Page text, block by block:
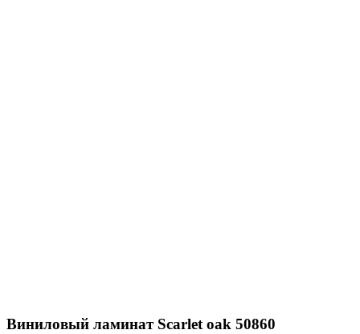
Виниловый ламинат Scarlet oak 50860